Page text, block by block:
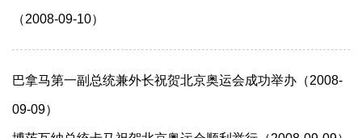
（2008-09-10）
巴拿马第一副总统兼外长祝贺北京奥运会成功举办（2008-
09-09）